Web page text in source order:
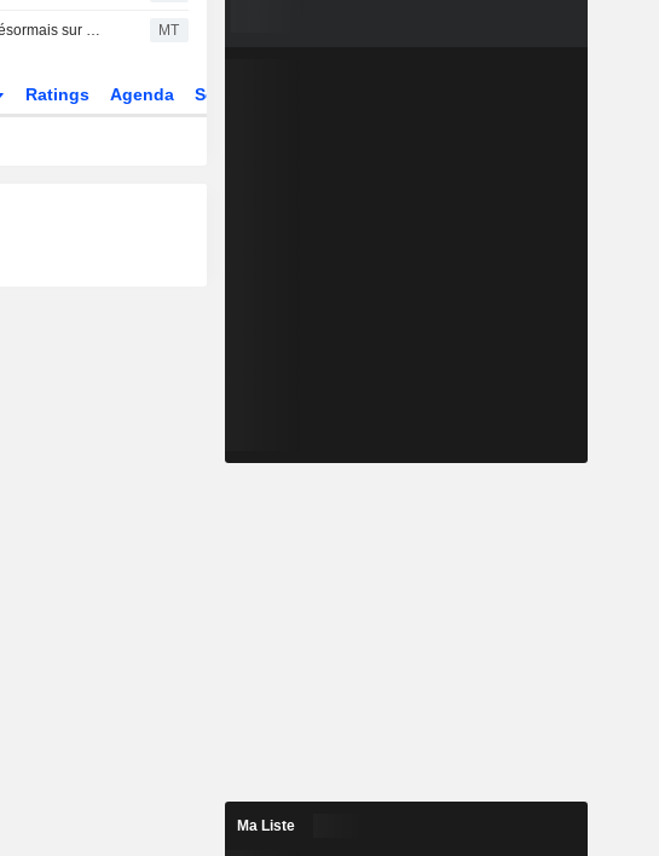
(GXO) GXO Logistics table désormais sur une fourchette de bénéfice par action ajusté de 2,95 $ à 3,15 $ pour 2026, contre une estimation FactSet de 3,04 $ MT
Ratings Agenda Secteur
Ma Liste